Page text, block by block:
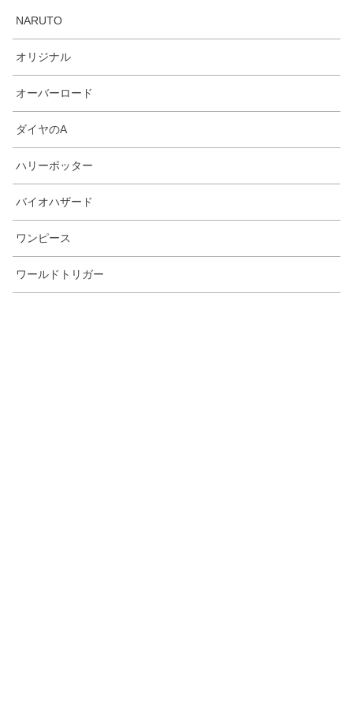
NARUTO
オリジナル
オーバーロード
ダイヤのA
ハリーポッター
バイオハザード
ワンピース
ワールドトリガー